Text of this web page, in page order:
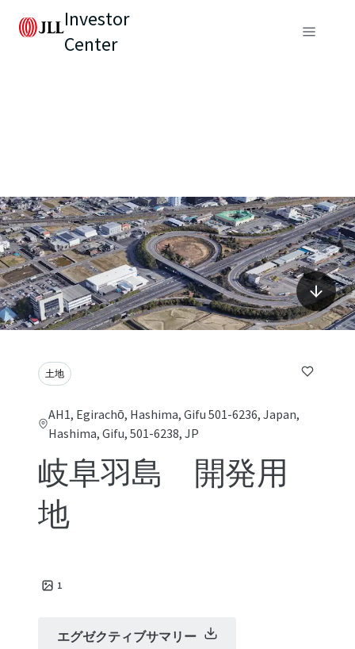
Investor
Center
土地
AH1, Egirachō, Hashima, Gifu 501-6236, Japan,
Hashima, Gifu, 501-6238, JP
岐阜羽島 開発用
地
1
エグゼクティブサマリー